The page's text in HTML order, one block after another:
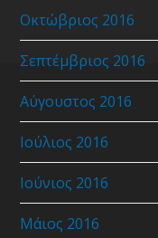
Οκτώβριος 2016
Σεπτέμβριος 2016
Αύγουστος 2016
Ιούλιος 2016
Ιούνιος 2016
Μάιος 2016